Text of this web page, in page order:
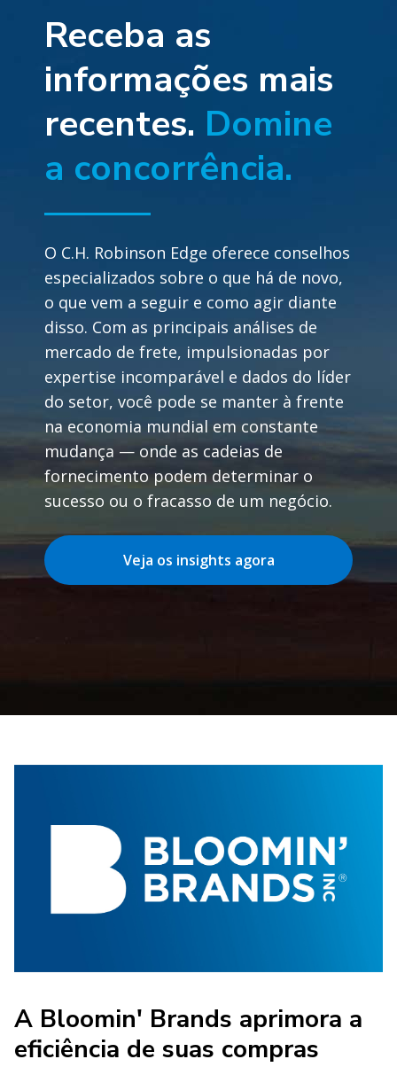
Receba as
informações mais
recentes. Domine
a concorrência.
O C.H. Robinson Edge oferece conselhos
especializados sobre o que há de novo,
o que vem a seguir e como agir diante
disso. Com as principais análises de
mercado de frete, impulsionadas por
expertise incomparável e dados do líder
do setor, você pode se manter à frente
na economia mundial em constante
mudança — onde as cadeias de
fornecimento podem determinar o
sucesso ou o fracasso de um negócio.
Veja os insights agora
A Bloomin' Brands aprimora a
eficiência de suas compras